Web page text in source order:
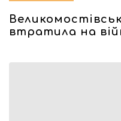
втратила на